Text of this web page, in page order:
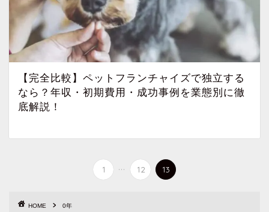
【完全比較】ペットフランチャイズで独立する
なら？年収・初期費用・成功事例を業態別に徹
底解説！
1 ... 12 13
HOME 0年